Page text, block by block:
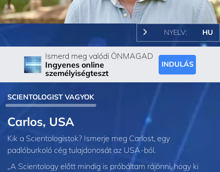
Video
NYELV: HU
Ismerd meg valódi ÖNMAGAD
Ingyenes online
személyiségteszt
INDULÁS
SCIENTOLOGIST VAGYOK
Carlos, USA
Kik a Scientologistok? Ismerje meg Carlost, egy
padlóburkoló cég tulajdonosát az USA-ból.
„A Scientology előtt mindig is próbáltam rájönni, hogy ki